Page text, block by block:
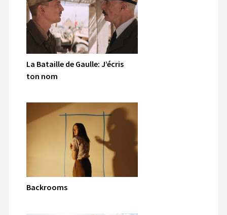
La Bataille de Gaulle: J’écris
ton nom
Backrooms